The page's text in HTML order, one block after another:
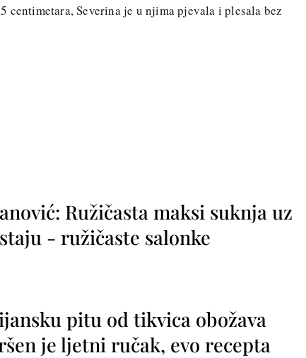
centimetara, Severina je u njima pjevala i plesala bez
Ružičasta maksi suknja uz
- ružičaste salonke
pitu od tikvica obožava
je ljetni ručak, evo recepta